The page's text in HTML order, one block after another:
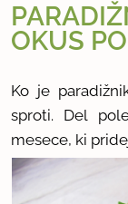
OKUS
Ko je
sproti. Del
mesece, ki